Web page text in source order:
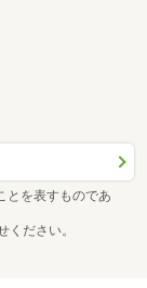
とを表すものであ
ださい。